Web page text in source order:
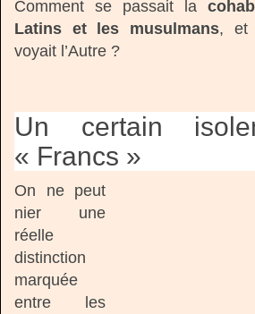
Comment se passait la
Latins et les musulmans, et
voyait l’Autre ?
Un certain
« Francs »
On ne peut
nier une
réelle
distinction
marquée
entre les